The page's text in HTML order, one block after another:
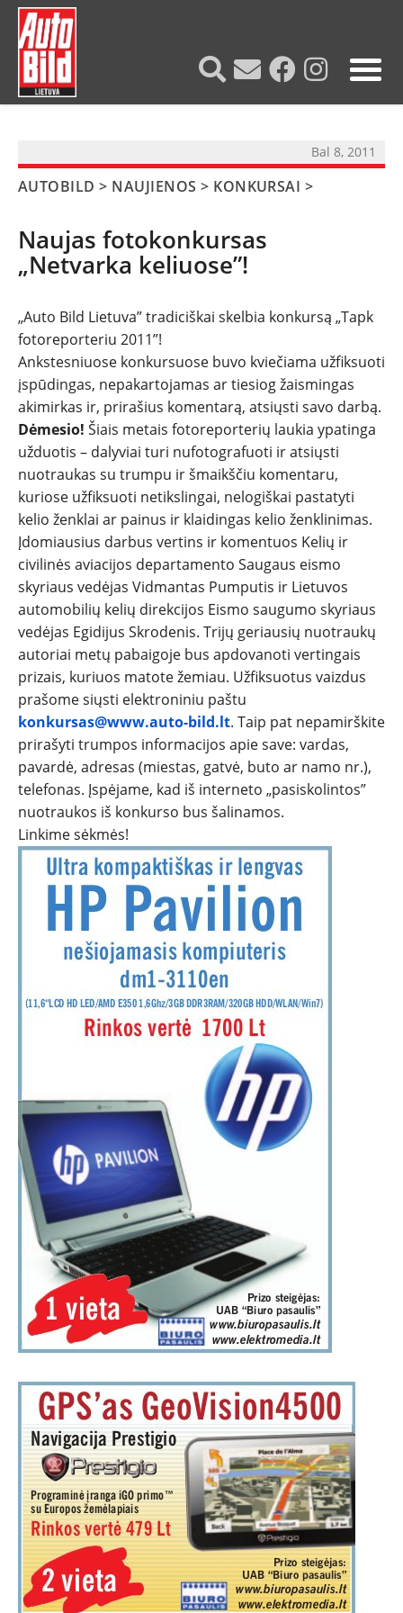
NAUJIENOS
TESTAI
NAUJI
NAUDOTI
REPORTAŽAI
SPORTAS
PATARIMAI
ĮVAIRENYBĖS
Bal 8, 2011
AUTOBILD > NAUJIENOS > KONKURSAI >
Naujas fotokonkursas
„Netvarka keliuose”!
„Auto Bild Lietuva” tradiciškai skelbia konkursą „Tapk
fotoreporteriu 2011”!
Ankstesniuose konkursuose buvo kviečiama užfiksuoti
įspūdingas, nepakartojamas ar tiesiog žaismingas
akimirkas ir, prirašius komentarą, atsiųsti savo darbą.
Dėmesio! Šiais metais fotoreporterių laukia ypatinga
užduotis – dalyviai turi nufotografuoti ir atsiųsti
nuotraukas su trumpu ir šmaikščiu komentaru,
kuriose užfiksuoti netikslingai, nelogiškai pastatyti
kelio ženklai ar painus ir klaidingas kelio ženklinimas.
Įdomiausius darbus vertins ir komentuos Kelių ir
civilinės aviacijos departamento Saugaus eismo
skyriaus vedėjas Vidmantas Pumputis ir Lietuvos
automobilių kelių direkcijos Eismo saugumo skyriaus
vedėjas Egidijus Skrodenis. Trijų geriausių nuotraukų
autoriai metų pabaigoje bus apdovanoti vertingais
prizais, kuriuos matote žemiau. Užfiksuotus vaizdus
prašome siųsti elektroniniu paštu
konkursas@www.auto-bild.lt. Taip pat nepamirškite
prirašyti trumpos informacijos apie save: vardas,
pavardė, adresas (miestas, gatvė, buto ar namo nr.),
telefonas. Įspėjame, kad iš interneto „pasiskolintos”
nuotraukos iš konkurso bus šalinamos.
Linkime sėkmės!